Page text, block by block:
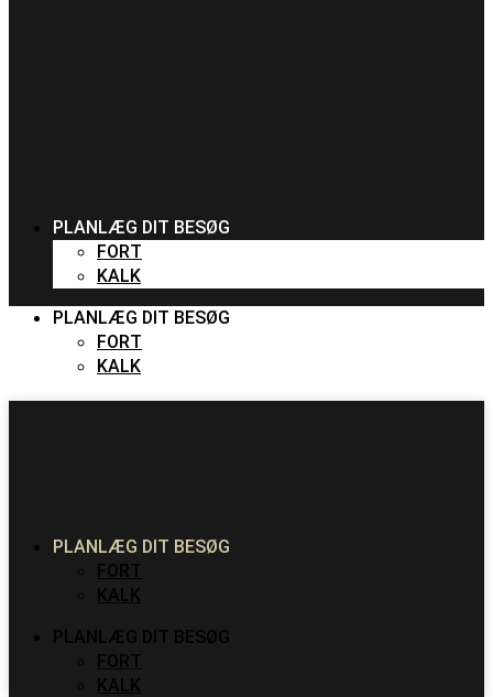
PLANLÆG DIT BESØG
FORT
KALK
PLANLÆG DIT BESØG
FORT
KALK
PLANLÆG DIT BESØG
FORT
KALK
PLANLÆG DIT BESØG
FORT
KALK